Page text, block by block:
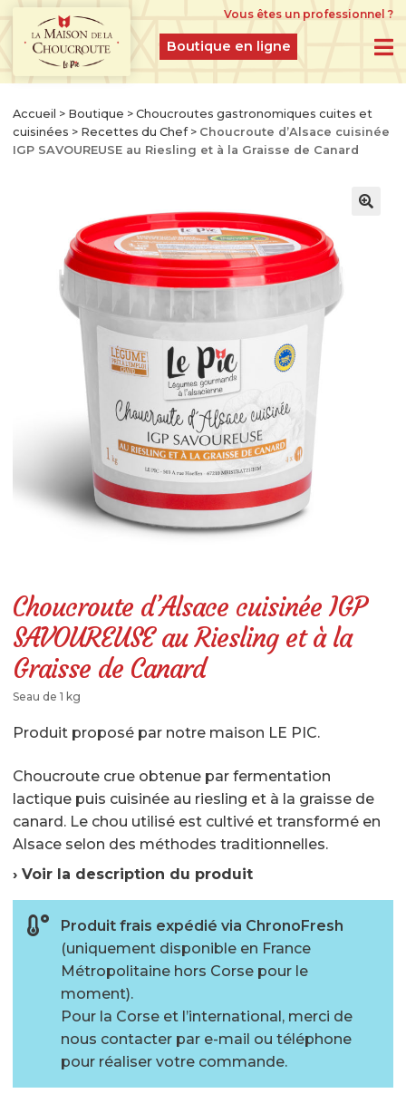
Vous êtes un professionnel ?
Boutique en ligne
BOUTIQUE EN LIGNE
PRODUITS DU MOMENT
CHOUCROUTES D’ALSACE IGP CRUES
FERMENTÉES À L’ANCIENNE
CHOUCROUTES GASTRONOMIQUES CUITES
ET CUISINÉES
CHOUCROUTES RECETTES CRÉATION
LÉGUMES GASTRONOMIQUES NATURES
LÉGUMES GASTRONOMIQUES CUISINÉS
LÉGUMES BRUTS
SPÉCIALITÉS SALÉES
SPÉCIALITÉS SUCRÉES
LIBRAIRIE
AUTRES SOUVENIRS D’ALSACE
PANIERS GARNIS
Où trouver La Maison de La Choucroute – LE PIC
?
Notre histoire
Qui sommes-nous ?
Histoire de la choucroute
Fabrication de la choucroute
Garantie de qualité
Accueil > Boutique >Choucroutes gastronomiques cuites et
cuisinées > Recettes du Chef> Choucroute d’Alsace cuisinée
IGP SAVOUREUSE au Riesling et à la Graisse de Canard
Choucroute d’Alsace cuisinée IGP
SAVOUREUSE au Riesling et à la
Graisse de Canard
Seau de 1 kg
Produit proposé par notre maison LE PIC.
Choucroute crue obtenue par fermentation
lactique puis cuisinée au riesling et à la graisse de
canard. Le chou utilisé est cultivé et transformé en
Alsace selon des méthodes traditionnelles.
› Voir la description du produit
Produit frais expédié via ChronoFresh
(uniquement disponible en France
Métropolitaine hors Corse pour le
moment).
Pour la Corse et l’international, merci de
nous contacter par e-mail ou téléphone
pour réaliser votre commande.